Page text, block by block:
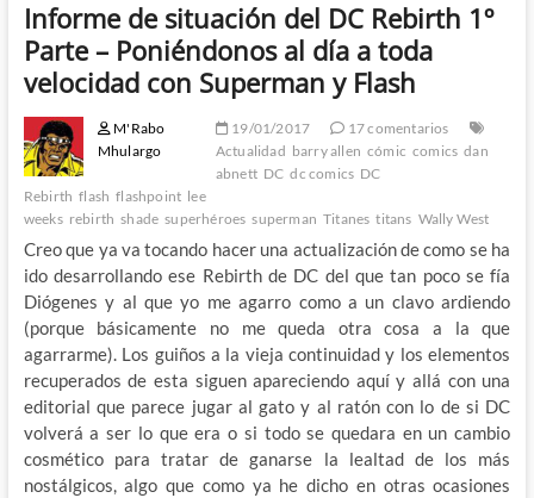
Informe de situación del DC Rebirth 1º
Parte – Poniéndonos al día a toda
velocidad con Superman y Flash
M'Rabo
Mhulargo
19/01/2017
17 comentarios
Actualidad barry allen cómic comics dan
abnett DC dc comics DC
Rebirth flash flashpoint lee
weeks rebirth shade superhéroes superman Titanes titans Wally West
Creo que ya va tocando hacer una actualización de como se ha
ido desarrollando ese Rebirth de DC del que tan poco se fía
Diógenes y al que yo me agarro como a un clavo ardiendo
(porque básicamente no me queda otra cosa a la que
agarrarme). Los guiños a la vieja continuidad y los elementos
recuperados de esta siguen apareciendo aquí y allá con una
editorial que parece jugar al gato y al ratón con lo de si DC
volverá a ser lo que era o si todo se quedara en un cambio
cosmético para tratar de ganarse la lealtad de los más
nostálgicos, algo que como ya he dicho en otras ocasiones